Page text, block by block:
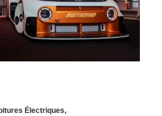
Électriques,